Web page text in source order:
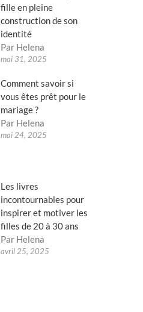
fille en pleine
construction de son
identité
Par Helena
mai 31, 2025
Comment savoir si
vous êtes prêt pour le
mariage ?
Par Helena
mai 24, 2025
Les livres
incontournables pour
inspirer et motiver les
filles de 20 à 30 ans
Par Helena
avril 25, 2025